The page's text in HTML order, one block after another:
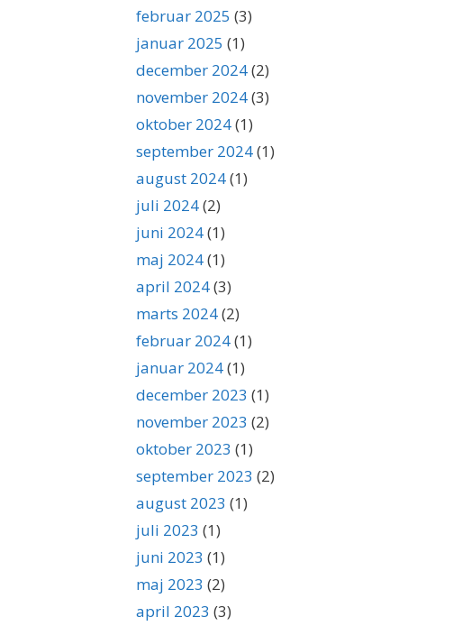
februar 2025 (3)
januar 2025 (1)
december 2024(2)
november 2024(3)
oktober 2024(1)
september 2024(1)
august 2024(1)
juli 2024(2)
juni 2024(1)
maj 2024(1)
april 2024(3)
marts 2024(2)
februar 2024(1)
januar 2024(1)
december 2023 (1)
november 2023 (2)
oktober 2023 (1)
september 2023 (2)
august 2023 (1)
juli 2023 (1)
juni 2023 (1)
maj 2023 (2)
april 2023 (3)